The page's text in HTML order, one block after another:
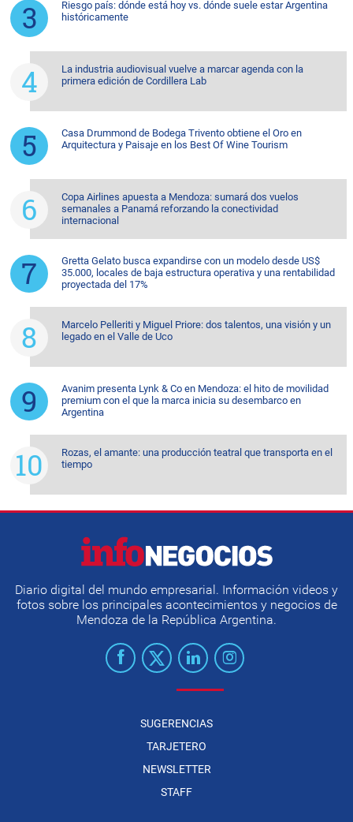
Riesgo país: dónde está hoy vs. dónde suele estar Argentina
históricamente
La industria audiovisual vuelve a marcar agenda con la
primera edición de Cordillera Lab
Casa Drummond de Bodega Trivento obtiene el Oro en
Arquitectura y Paisaje en los Best Of Wine Tourism
Copa Airlines apuesta a Mendoza: sumará dos vuelos
semanales a Panamá reforzando la conectividad
internacional
Gretta Gelato busca expandirse con un modelo desde US$
35.000, locales de baja estructura operativa y una rentabilidad
proyectada del 17%
Marcelo Pelleriti y Miguel Priore: dos talentos, una visión y un
legado en el Valle de Uco
Avanim presenta Lynk & Co en Mendoza: el hito de movilidad
premium con el que la marca inicia su desembarco en
Argentina
Rozas, el amante: una producción teatral que transporta en el
tiempo
Diario digital del mundo empresarial. Información videos y
fotos sobre los principales acontecimientos y negocios de
Mendoza de la República Argentina.
SUGERENCIAS
TARJETERO
NEWSLETTER
STAFF